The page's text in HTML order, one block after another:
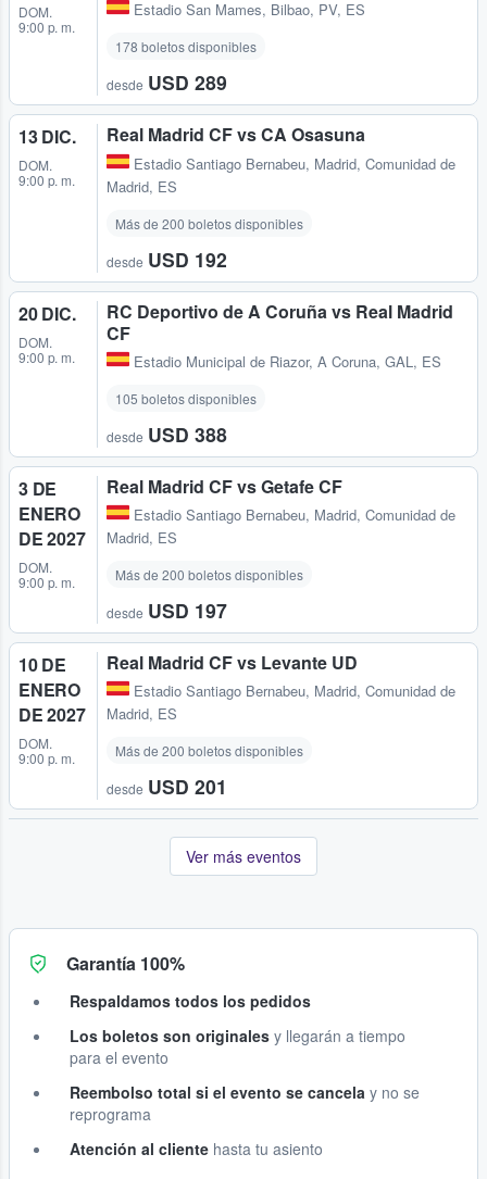
DOM.
9:00 p. m.
Estadio San Mames, Bilbao, PV, ES
178 boletos disponibles
desde USD 289
13 DIC.
DOM.
9:00 p. m.
Real Madrid CF vs CA Osasuna
Estadio Santiago Bernabeu, Madrid, Comunidad de
Madrid, ES
Más de 200 boletos disponibles
desde USD 192
20 DIC.
DOM.
9:00 p. m.
RC Deportivo de A Coruña vs Real Madrid
CF
Estadio Municipal de Riazor, A Coruna, GAL, ES
105 boletos disponibles
desde USD 388
3 DE
ENERO
DE 2027
DOM.
9:00 p. m.
Real Madrid CF vs Getafe CF
Estadio Santiago Bernabeu, Madrid, Comunidad de
Madrid, ES
Más de 200 boletos disponibles
desde USD 197
10 DE
ENERO
DE 2027
DOM.
9:00 p. m.
Real Madrid CF vs Levante UD
Estadio Santiago Bernabeu, Madrid, Comunidad de
Madrid, ES
Más de 200 boletos disponibles
desde USD 201
Ver más eventos
Garantía 100%
Respaldamos todos los pedidos
Los boletos son originales y llegarán a tiempo
para el evento
Reembolso total si el evento se cancela y no se
reprograma
Atención al cliente hasta tu asiento